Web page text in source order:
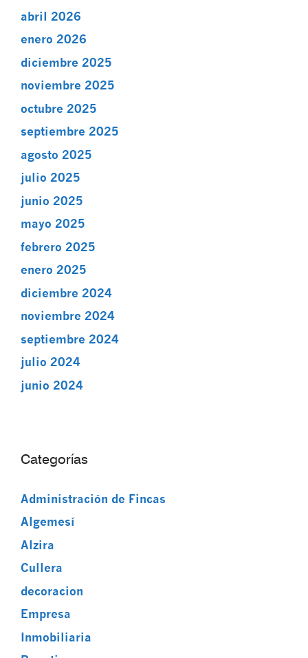
abril 2026
enero 2026
diciembre 2025
noviembre 2025
octubre 2025
septiembre 2025
agosto 2025
julio 2025
junio 2025
mayo 2025
febrero 2025
enero 2025
diciembre 2024
noviembre 2024
septiembre 2024
julio 2024
junio 2024
Categorías
Administración de Fincas
Algemesí
Alzira
Cullera
decoracion
Empresa
Inmobiliaria